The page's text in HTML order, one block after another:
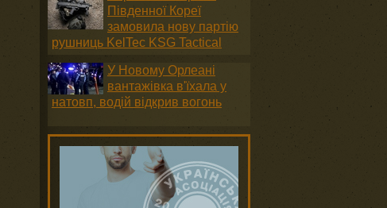
Південної Кореї
замовила нову партію
рушниць KelTec KSG Tactical
У Новому Орлеані
вантажівка в'їхала у
натовп, водій відкрив вогонь